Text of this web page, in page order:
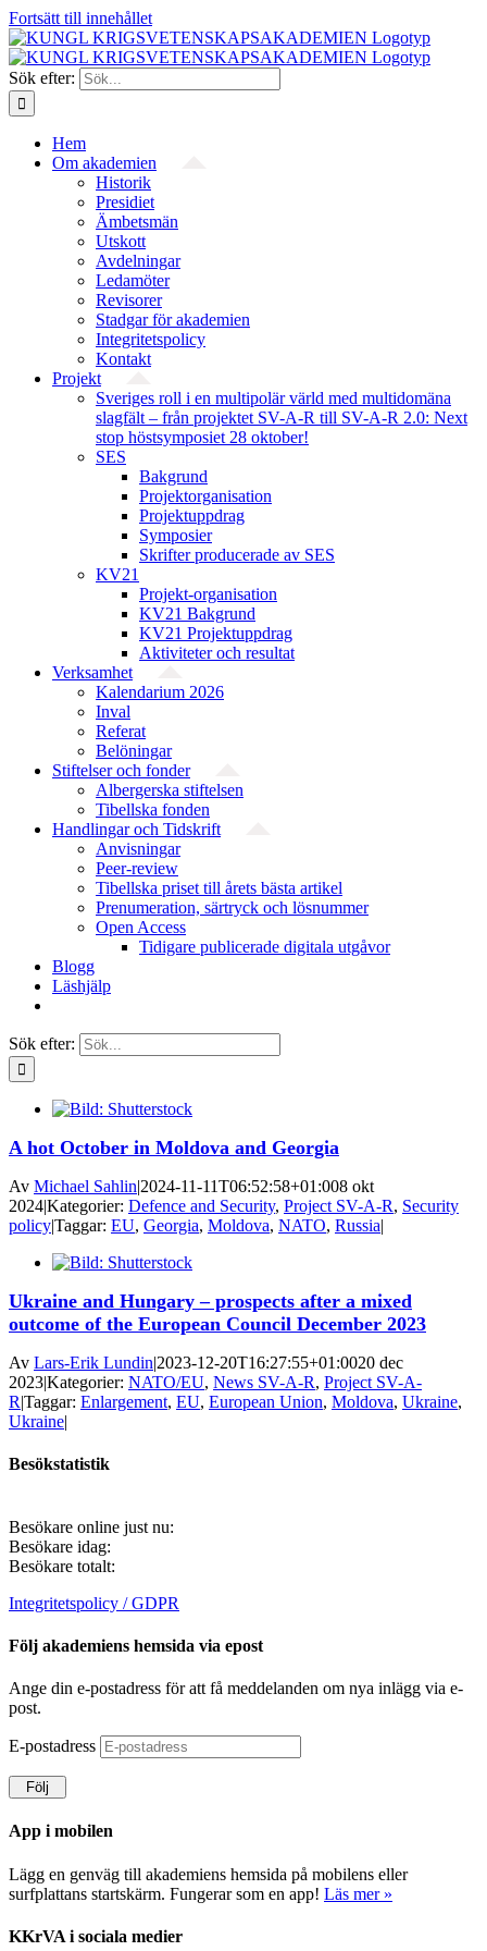
Fortsätt till innehållet
Sök efter:
Hem
Om akademien
Historik
Presidiet
Ämbetsmän
Utskott
Avdelningar
Ledamöter
Revisorer
Stadgar för akademien
Integritetspolicy
Kontakt
Projekt
Sveriges roll i en multipolär värld med multidomäna
slagfält – från projektet SV-A-R till SV-A-R 2.0: Next
stop höstsymposiet 28 oktober!
SES
Bakgrund
Projekt­organisation
Projektuppdrag
Symposier
Skrifter producerade av SES
KV21
Projekt-organisation
KV21 Bakgrund
KV21 Projektuppdrag
Aktiviteter och resultat
Verksamhet
Kalendarium 2026
Inval
Referat
Belöningar
Stiftelser och fonder
Albergerska stiftelsen
Tibellska fonden
Handlingar och Tidskrift
Anvisningar
Peer-review
Tibellska priset till årets bästa artikel
Prenumeration, särtryck och lösnummer
Open Access
Tidigare publicerade digitala utgåvor
Blogg
Läshjälp
Sök efter:
A hot October in Moldova and Georgia
Av Michael Sahlin|2024-11-11T06:52:58+01:008 okt
2024|Kategorier: Defence and Security, Project SV-A-R, Security
policy|Taggar: EU, Georgia, Moldova, NATO, Russia|
Ukraine and Hungary – prospects after a mixed
outcome of the European Council December 2023
Av Lars-Erik Lundin|2023-12-20T16:27:55+01:0020 dec
2023|Kategorier: NATO/EU, News SV-A-R, Project SV-A-
R|Taggar: Enlargement, EU, European Union, Moldova, Ukraine,
Ukraine|
Besökstatistik
Besökare online just nu:
Besökare idag:
Besökare totalt:
Integritetspolicy / GDPR
Följ akademiens hemsida via epost
Ange din e-postadress för att få meddelanden om nya inlägg via e-
post.
E-postadress
Följ
App i mobilen
Lägg en genväg till akademiens hemsida på mobilens eller
surfplattans startskärm. Fungerar som en app! Läs mer »
KKrVA i sociala medier